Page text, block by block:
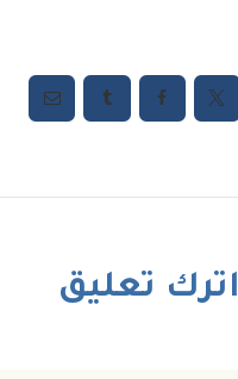
اترك تعليق